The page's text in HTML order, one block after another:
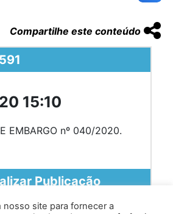
Compartilhe este conteúdo
15:10
EMBARGO nº 040/2020.
Publicação
nosso site para fornecer a